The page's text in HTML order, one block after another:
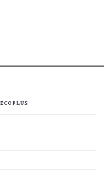
ECOPLUS